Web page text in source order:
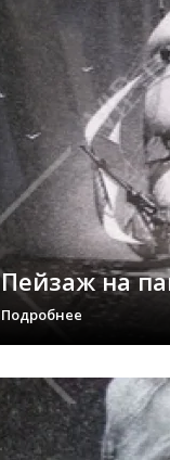
Пейзаж на
Подробнее